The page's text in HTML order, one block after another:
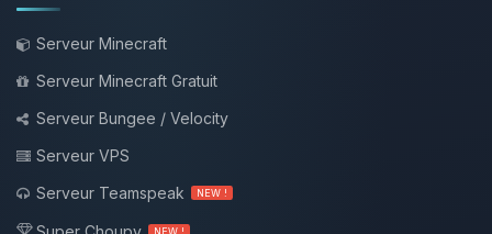
Serveur Minecraft
Serveur Minecraft Gratuit
Serveur Bungee / Velocity
Serveur VPS
Serveur Teamspeak
NEW !
NEW !